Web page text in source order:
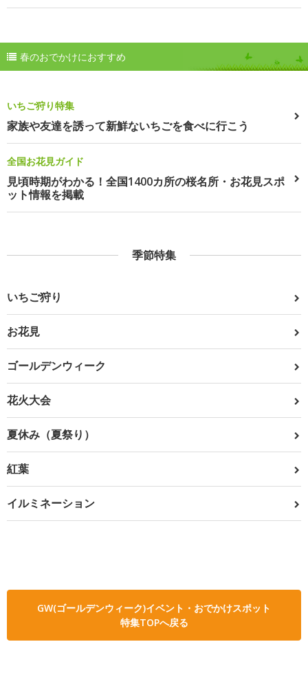
春のおでかけにおすすめ
いちご狩り特集
家族や友達を誘って新鮮ないちごを食べに行こう
全国お花見ガイド
見頃時期がわかる！全国1400カ所の桜名所・お花見スポ
ット情報を掲載
季節特集
いちご狩り
お花見
ゴールデンウィーク
花火大会
夏休み（夏祭り）
紅葉
イルミネーション
GW(ゴールデンウィーク)イベント・おでかけスポット
特集TOPへ戻る